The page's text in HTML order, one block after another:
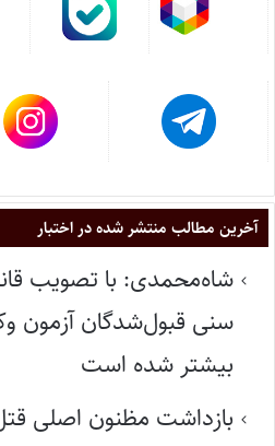
آخرین مطالب منتشر شده در اختبار
شاه‌محمدی: با تصویب
بیشتر شده است
بازداشت مظنون اصلی